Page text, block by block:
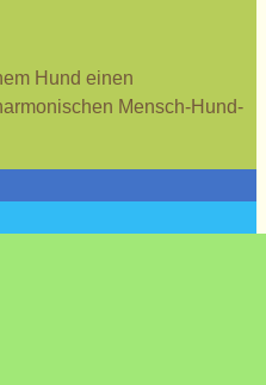
Hund einen
Mensch-Hund-